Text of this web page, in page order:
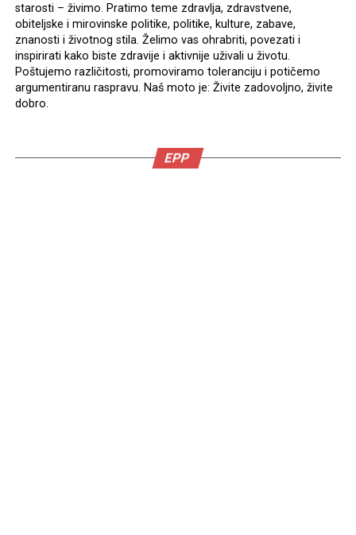
starosti – živimo. Pratimo teme zdravlja, zdravstvene,
obiteljske i mirovinske politike, politike, kulture, zabave,
znanosti i životnog stila. Želimo vas ohrabriti, povezati i
inspirirati kako biste zdravije i aktivnije uživali u životu.
Poštujemo različitosti, promoviramo toleranciju i potičemo
argumentiranu raspravu. Naš moto je: Živite zadovoljno, živite
dobro.
EPP